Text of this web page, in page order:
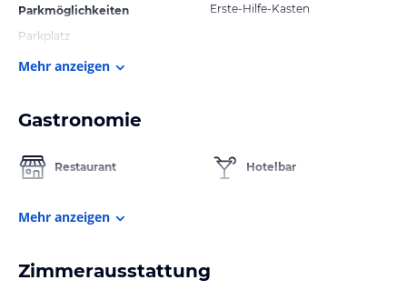
Parkmöglichkeiten
Parkplatz
Erste-Hilfe-Kasten
Mehr anzeigen
Gastronomie
Restaurant Hotelbar
Mehr anzeigen
Zimmerausstattung